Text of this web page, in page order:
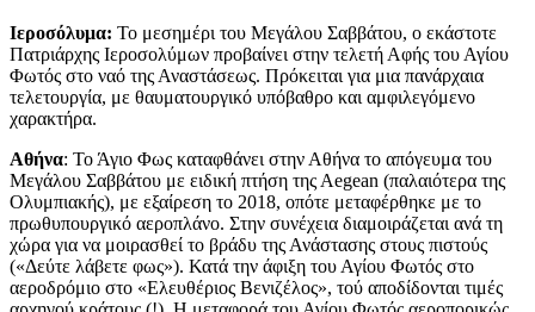
Ιεροσόλυμα: Το μεσημέρι του Μεγάλου Σαββάτου, ο εκάστοτε
Πατριάρχης Ιεροσολύμων προβαίνει στην τελετή Αφής του Αγίου
Φωτός στο ναό της Αναστάσεως. Πρόκειται για μια πανάρχαια
τελετουργία, με θαυματουργικό υπόβαθρο και αμφιλεγόμενο
χαρακτήρα.
Αθήνα: Το Άγιο Φως καταφθάνει στην Αθήνα το απόγευμα του
Μεγάλου Σαββάτου με ειδική πτήση της Αegean (παλαιότερα της
Ολυμπιακής), με εξαίρεση το 2018, οπότε μεταφέρθηκε με το
πρωθυπουργικό αεροπλάνο. Στην συνέχεια διαμοιράζεται ανά τη
χώρα για να μοιρασθεί το βράδυ της Ανάστασης στους πιστούς
(«Δεύτε λάβετε φως»). Κατά την άφιξη του Αγίου Φωτός στο
αεροδρόμιο στο «Ελευθέριος Βενιζέλος», τού αποδίδονται τιμές